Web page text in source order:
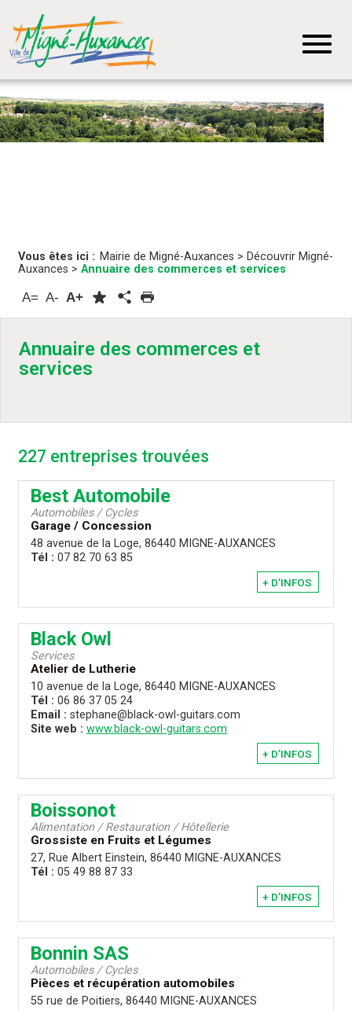
Vous êtes ici : Mairie de Migné-Auxances > Découvrir Migné-
Auxances > Annuaire des commerces et services
A= A- A+
Annuaire des commerces et
services
227 entreprises trouvées
Best Automobile
Automobiles / Cycles
Garage / Concession
48 avenue de la Loge, 86440 MIGNE-AUXANCES
Tél : 07 82 70 63 85
+ D’INFOS
Black Owl
Services
Atelier de Lutherie
10 avenue de la Loge, 86440 MIGNE-AUXANCES
Tél : 06 86 37 05 24
Email : stephane@black-owl-guitars.com
Site web : www.black-owl-guitars.com
+ D’INFOS
Boissonot
Alimentation / Restauration / Hôtellerie
Grossiste en Fruits et Légumes
27, Rue Albert Einstein, 86440 MIGNE-AUXANCES
Tél : 05 49 88 87 33
+ D’INFOS
Bonnin SAS
Automobiles / Cycles
Pièces et récupération automobiles
55 rue de Poitiers, 86440 MIGNE-AUXANCES